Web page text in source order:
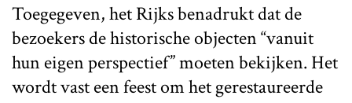
Toegegeven, het Rijks benadrukt dat de
bezoekers de historische objecten “vanuit
hun eigen perspectief” moeten bekijken. Het
wordt vast een feest om het gerestaureerde